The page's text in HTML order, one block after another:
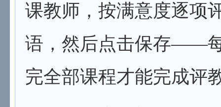
课教师，按满意度逐项
语，然后点击保存——
完全部课程才能完成评